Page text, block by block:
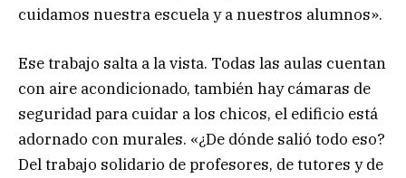
cuidamos nuestra escuela y a nuestros alumnos».
Ese trabajo salta a la vista. Todas las aulas cuentan
con aire acondicionado, también hay cámaras de
seguridad para cuidar a los chicos, el edificio está
adornado con murales. «¿De dónde salió todo eso?
Del trabajo solidario de profesores, de tutores y de